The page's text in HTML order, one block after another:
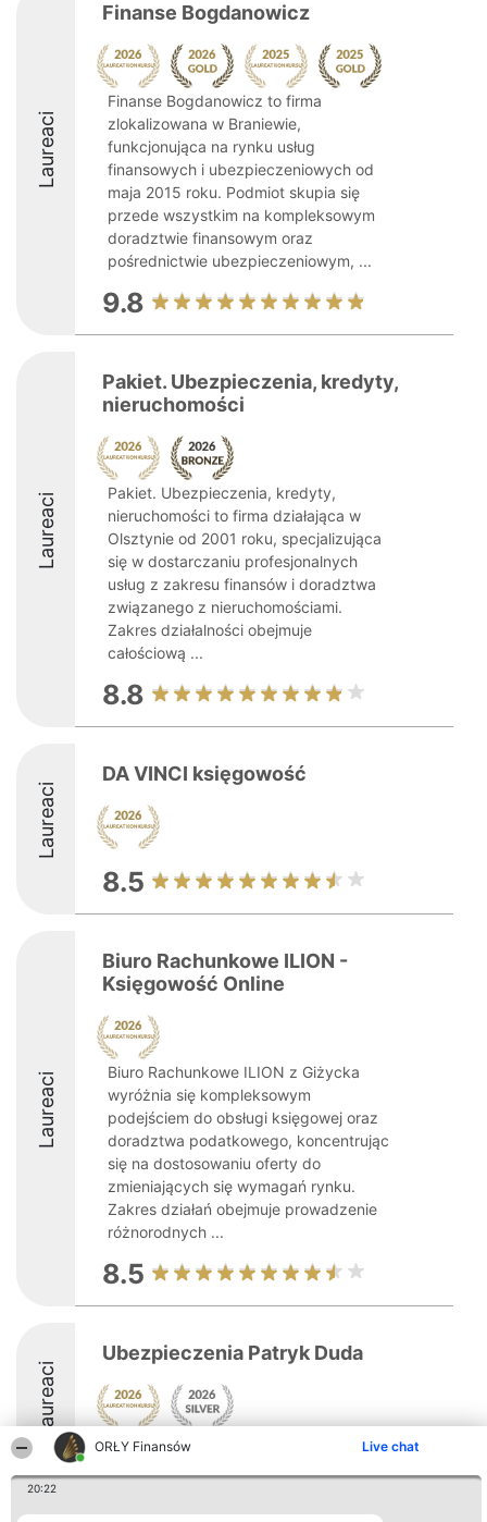
ORŁY Finansów Live chat
20:22
Laureaci
Finanse Bogdanowicz
Finanse Bogdanowicz to firma
zlokalizowana w Braniewie,
funkcjonująca na rynku usług
finansowych i ubezpieczeniowych od
maja 2015 roku. Podmiot skupia się
przede wszystkim na kompleksowym
doradztwie finansowym oraz
pośrednictwie ubezpieczeniowym, ...
9.8
Laureaci
Pakiet. Ubezpieczenia, kredyty,
nieruchomości
Pakiet. Ubezpieczenia, kredyty,
nieruchomości to firma działająca w
Olsztynie od 2001 roku, specjalizująca
się w dostarczaniu profesjonalnych
usług z zakresu finansów i doradztwa
związanego z nieruchomościami.
Zakres działalności obejmuje
całościową ...
8.8
Laureaci
DA VINCI księgowość
8.5
Laureaci
Biuro Rachunkowe ILION -
Księgowość Online
Biuro Rachunkowe ILION z Giżycka
wyróżnia się kompleksowym
podejściem do obsługi księgowej oraz
doradztwa podatkowego, koncentrując
się na dostosowaniu oferty do
zmieniających się wymagań rynku.
Zakres działań obejmuje prowadzenie
różnorodnych ...
8.5
Laureaci
Ubezpieczenia Patryk Duda
9.2